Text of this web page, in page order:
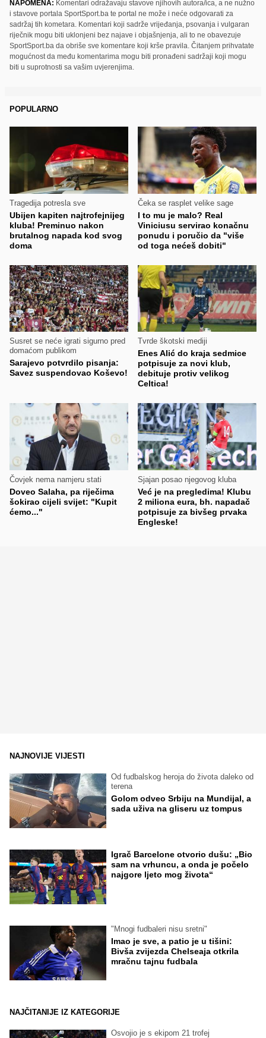
NAPOMENA: Komentari odražavaju stavove njihovih autora/ica, a ne nužno
i stavove portala SportSport.ba te portal ne može i neće odgovarati za
sadržaj tih kometara. Komentari koji sadrže vrijeđanja, psovanja i vulgaran
riječnik mogu biti uklonjeni bez najave i objašnjenja, ali to ne obavezuje
SportSport.ba da obriše sve komentare koji krše pravila. Čitanjem prihvatate
mogućnost da među komentarima mogu biti pronađeni sadržaji koji mogu
biti u suprotnosti sa vašim uvjerenjima.
POPULARNO
Tragedija potresla sve
Ubijen kapiten najtrofejnijeg
kluba! Preminuo nakon
brutalnog napada kod svog
doma
Čeka se rasplet velike sage
I to mu je malo? Real
Viniciusu servirao konačnu
ponudu i poručio da "više
od toga nećeš dobiti"
Susret se neće igrati sigurno pred
domaćom publikom
Sarajevo potvrdilo pisanja:
Savez suspendovao Koševo!
Tvrde škotski mediji
Enes Alić do kraja sedmice
potpisuje za novi klub,
debituje protiv velikog
Celtica!
Čovjek nema namjeru stati
Doveo Salaha, pa riječima
šokirao cijeli svijet: "Kupit
ćemo..."
Sjajan posao njegovog kluba
Već je na pregledima! Klubu
2 miliona eura, bh. napadač
potpisuje za bivšeg prvaka
Engleske!
NAJNOVIJE VIJESTI
Od fudbalskog heroja do života daleko od
terena
Golom odveo Srbiju na Mundijal, a
sada uživa na gliseru uz tompus
Igrač Barcelone otvorio dušu: „Bio
sam na vrhuncu, a onda je počelo
najgore ljeto mog života“
"Mnogi fudbaleri nisu sretni"
Imao je sve, a patio je u tišini:
Bivša zvijezda Chelseaja otkrila
mračnu tajnu fudbala
NAJČITANIJE IZ KATEGORIJE
Osvojio je s ekipom 21 trofej